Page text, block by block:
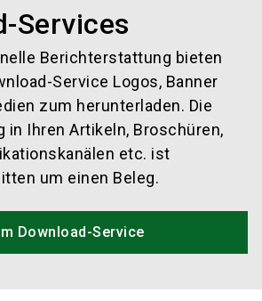
Services
Berichterstattung bieten
Service Logos, Banner
zum herunterladen. Die
Ihren Artikeln, Broschüren,
etc. ist
um einen Beleg.
Download-Service